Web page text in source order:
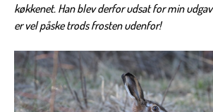
køkkenet. Han blev derfor udsat for min
er vel påske trods frosten udenfor!